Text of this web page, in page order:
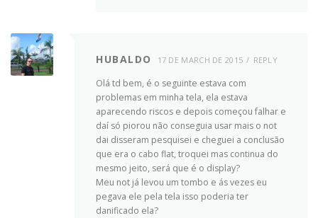
HUBALDO 17 DE MARCH DE 2015 REPLY
Olá td bem, é o seguinte estava com
problemas em minha tela, ela estava
aparecendo riscos e depois começou falhar e
daí só piorou não conseguia usar mais o not
dai disseram pesquisei e cheguei a conclusão
que era o cabo flat, troquei mas continua do
mesmo jeito, será que é o display?
Meu not já levou um tombo e ás vezes eu
pegava ele pela tela isso poderia ter
danificado ela?